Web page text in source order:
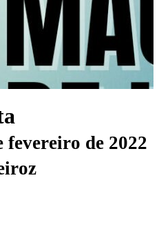
fevereiro de 2022